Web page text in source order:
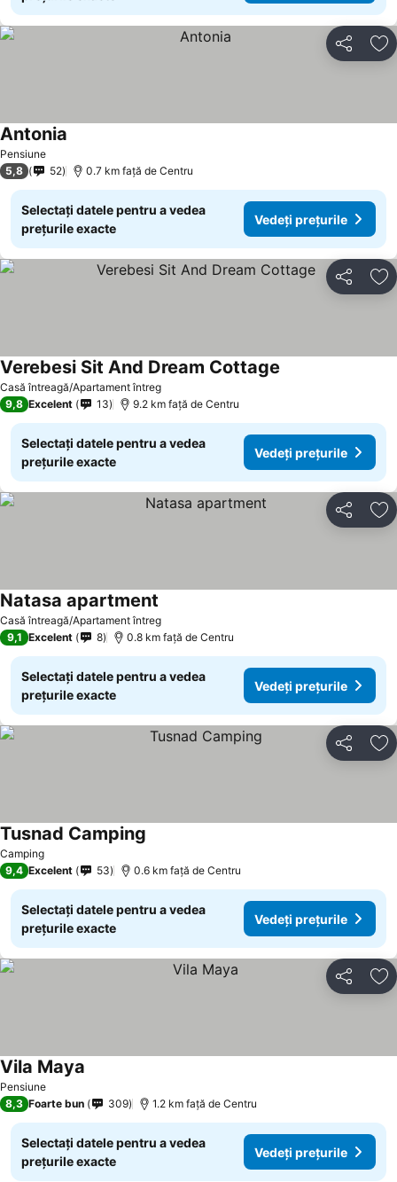
Distribuiți
Pensiune
Antonia
5,8 52 0.7 km faţă de Centru
Selectați datele pentru a vedea
prețurile exacte
Vedeți prețurile
Distribuiți
Casă întreagă/Apartament întreg
Verebesi Sit And Dream Cottage
9,8 Excelent 13 9.2 km faţă de Centru
Selectați datele pentru a vedea
prețurile exacte
Vedeți prețurile
Distribuiți
Casă întreagă/Apartament întreg
Natasa apartment
9,1 Excelent 8 0.8 km faţă de Centru
Selectați datele pentru a vedea
prețurile exacte
Vedeți prețurile
Distribuiți
Camping
Tusnad Camping
9,4 Excelent 53 0.6 km faţă de Centru
Selectați datele pentru a vedea
prețurile exacte
Vedeți prețurile
Distribuiți
Pensiune
Vila Maya
8,3 Foarte bun 309 1.2 km faţă de Centru
Selectați datele pentru a vedea
prețurile exacte
Vedeți prețurile